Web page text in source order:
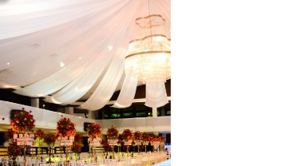
€450,00.